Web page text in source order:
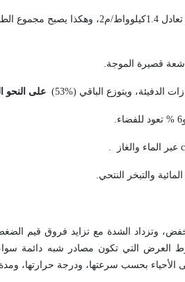
.
على النحو
.
عبر الماء والغاز .
.
وتزداد الشدة مع تزايد فروق قيم
تكون مصادر شبه دائمة سواء
الأحياء بحسب سرعتها، ودرجة حرارتها، ومدة